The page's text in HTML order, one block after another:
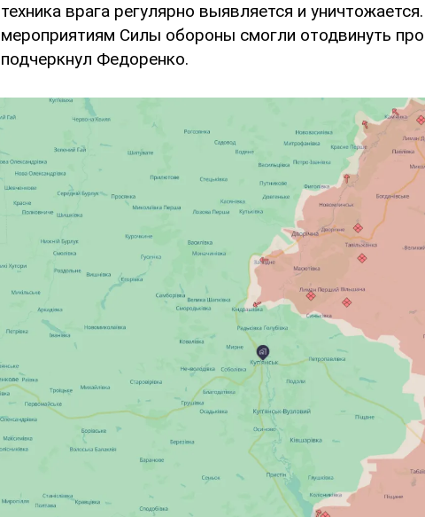
техника врага регулярно выявляется и
мероприятиям Силы обороны смогли отодвинуть
подчеркнул Федоренко.